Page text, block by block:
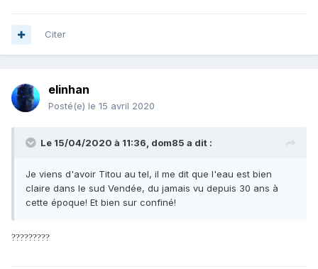
Citer
elinhan
Posté(e) le 15 avril 2020
Le 15/04/2020 à 11:36, dom85 a dit :
Je viens d'avoir Titou au tel, il me dit que l'eau est bien
claire dans le sud Vendée, du jamais vu depuis 30 ans à
cette époque! Et bien sur confiné!
?????????